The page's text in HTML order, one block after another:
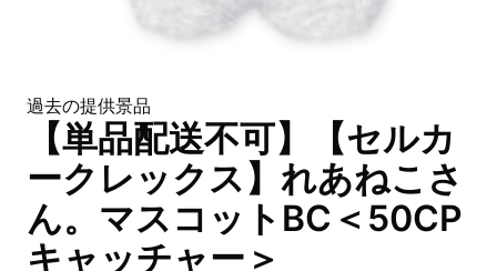
過去の提供景品
【単品配送不可】【セルカ
ークレックス】れあねこさ
ん。マスコットBC＜50CP
キャッチャー＞